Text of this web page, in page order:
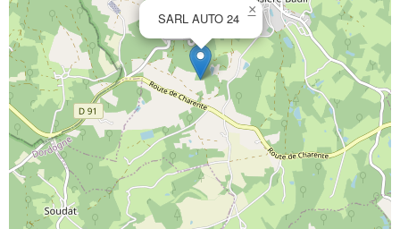
SARL AUTO 24
×